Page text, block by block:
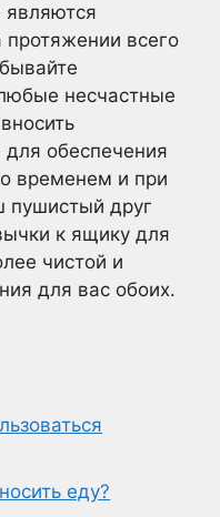
являются
всего
несчастные
обеспечения
временем и при
пушистый друг
к ящику для
чистой и
для вас обоих.
еду?